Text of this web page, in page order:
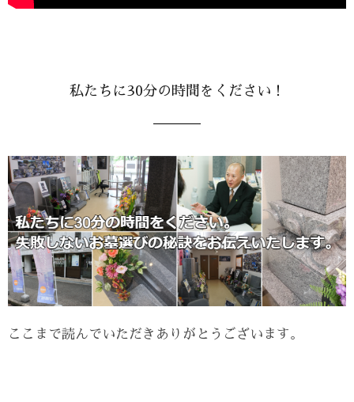
私たちに30分の時間をください！
ここまで読んでいただきありがとうございます。